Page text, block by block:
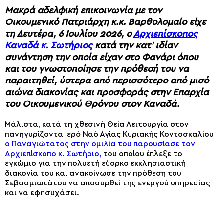
Μακρά αδελφική επικοινωνία με τον
Οικουμενικό Πατριάρχη κ.κ. Βαρθολομαίο είχε
τη Δευτέρα, 6 Ιουλίου 2026, οΑρχιεπίσκοπος
Καναδά κ. Σωτήριοςκατά την κατ’ ιδίαν
συνάντηση την οποία είχαν στο Φανάρι όπου
και του γνωστοποίησε την πρόθεσή του να
παραιτηθεί, ύστερα από περισσότερο από μισό
αιώνα διακονίας και προσφοράς στην Επαρχία
του Οικουμενικού Θρόνου στον Καναδά.
Μάλιστα, κατά τη χθεσινή Θεία Λειτουργία στον
πανηγυρίζοντα Ιερό Ναό Αγίας Κυριακής Κοντοσκαλίου
ο Παναγιώτατος στην ομιλία του παρουσίασε τον
Αρχιεπίσκοπο κ. Σωτήριο, του οποίου έπλεξε το
εγκώμιο για την πολυετή εύορκο εκκλησιαστική
διακονία του και ανακοίνωσε την πρόθεση του
Σεβασμιωτάτου να αποσυρθεί της ενεργού υπηρεσίας
και να εφησυχάσει.